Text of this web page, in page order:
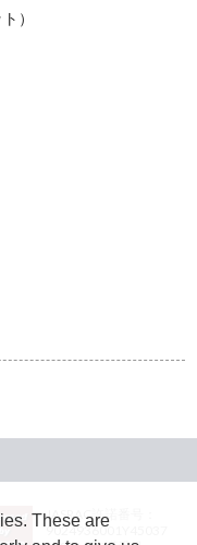
）
JASRAC許諾番号：
9024936001Y45037
These are